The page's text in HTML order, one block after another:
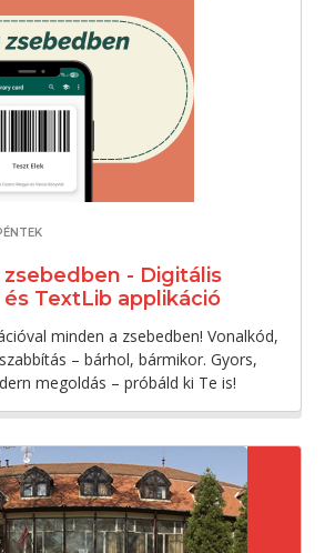
zsebedben - Digitális
TextLib applikáció
minden a zsebedben! Vonalkód,
– bárhol, bármikor. Gyors,
megoldás – próbáld ki Te is!